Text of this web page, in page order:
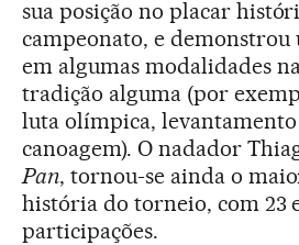
sua posição no placar
campeonato, e demonstrou
em algumas modalidades
tradição alguma (por
luta olímpica, levantamento
canoagem). O nadador
Pan, tornou-se ainda o
história do torneio, com 23
participações.